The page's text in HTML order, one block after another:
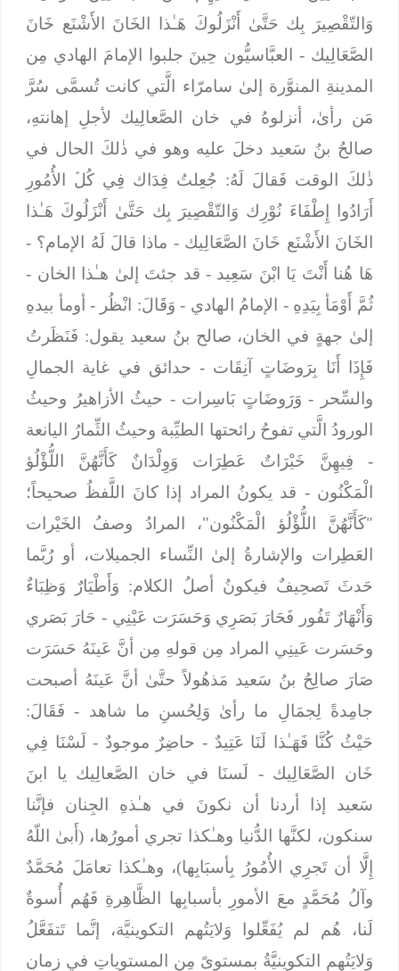
وَالتّقْصِيرَ بِك حَتَّىٰ أَنْزَلُوكَ هَـٰذا الخَانَ الأَشْنَع خَانَ
الصَّعَالِيك - العبَّاسيُّون حِينَ جلبوا الإمامَ الهادي مِن
المدينةِ المنوَّرة إلىٰ سامرّاء الَّتي كانت تُسمَّى سُرَّ
مَن رأىٰ، أنزلوهُ في خان الصَّعالِيك لأجلِ إهانتهِ،
صالحُ بنُ سَعيد دخلَ عليه وهو في ذٰلكَ الحال في
ذٰلكَ الوقت فَقالَ لَهُ: جُعِلتُ فِدَاك فِي كُلﱢ الأُمُورِ
أَرَادُوا إِطْفَاءَ نُوْرِك
وَالتّقْصِيرَ بِك حَتَّىٰ أَنْزَلُوكَ هَـٰذا
الخَانَ الأَشْنَع خَانَ الصَّعَالِيك - ماذا قالَ لَهُ الإمام؟ -
هَا هُنا أَنْتَ يَا ابْنَ سَعِيد- قد جئتَ إلىٰ هـٰذا الخان -
ثُمَّ أَوْمَأ بِيَدِهِ- الإمامُ الهادي -وَقَالَ: انْظُر- أومأ بيدهِ
إلىٰ جهةٍ في الخان، صالح بنُ سعيد يقول: فَنَظَرتُ
فَإِذَا أَنَا بِرَوضَاتٍ آنِقَات - حدائق في غاية الجمالِ
والسِّحر - وَرَوضَاتٍ بَاسِرات- حيثُ الأزاهيرُ وحيثُ
الورودُ الَّتي تفوحُ رائحتها الطيِّبة وحيثُ الثِّمارُ اليانعة
فِيهِنَّ خَيْرَاتٌ عَطِرَات وَوِلْدَانٌ كَأَنَّهُنَّ اللُّؤْلُؤ
الْمَكْنُون- قد يكونُ المراد إذا كانَ اللَّفظُ صحيحاً؛
"كَأَنَّهُنَّ اللُّؤْلُؤ الْمَكْنُون"، المرادُ وصفُ الخَيْرات
العَطِرات والإشارةُ إلىٰ النِّساء الجميلات، أو رُبَّما
حَدثَ تَصحِيفٌ فيكونُ أصلُ الكلام: وَأَطْيَارٌ وَظِبَاءٌ
وَأَنْهَارٌ تَفُور فَحَارَ بَصَرِي وَحَسَرَت عَيْنِي - حَارَ بَصَري
وحَسَرت عَينِي المراد مِن قولهِ مِن أنَّ عَينَهُ حَسَرَت
صَارَ صالِحُ بنُ سَعيد مَذهُولاً حتَّىٰ أنَّ عَينَهُ أصبحت
جامِدةً لِجمَالِ ما رأىٰ وَلِحُسنِ ما شاهد - فَقَالَ:
حَيْثُ كُنَّا فَهَـٰذا لَنَا عَتِيدٌ- حاضِرٌ موجودٌ - لَسْنَا فِي
خَان الصَّعَالِيك- لَسنَا في خان الصَّعالِيك يا ابنَ
سَعيد إذا أردنا أن نكونَ في هـٰذهِ الجِنان فإنَّنا
سنكون، لكنَّها الدُّنيا وهـٰكذا تجري أمورُها، (أَبىٰ اللّهُ
إِلَّا أن تَجرِي الأُمُورُ بِأسبَابِها)، وهـٰكذا تعامَلَ مُحَمَّدٌ
وآلُ مُحَمَّدٍ معَ الأمورِ بأسبابِها الظَّاهِرةِ فَهُم أُسوةٌ
لَنا، هُم لم يُفَعِّلوا وَلايَتُهم التكوينيَّة، إنَّما تَتفَعَّلُ
وَلايَتُهم التكوينيَّةُ بمستوىً مِن المستوياتِ في زمانِ